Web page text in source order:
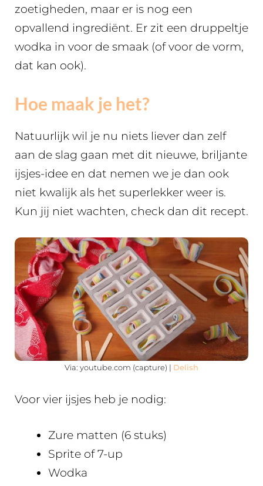
zoetigheden, maar er is nog een
opvallend ingrediënt. Er zit een druppeltje
wodka in voor de smaak (of voor de vorm,
dat kan ook).
Hoe maak je het?
Natuurlijk wil je nu niets liever dan zelf
aan de slag gaan met dit nieuwe, briljante
ijsjes-idee en dat nemen we je dan ook
niet kwalijk als het superlekker weer is.
Kun jij niet wachten, check dan dit recept.
Via: youtube.com (capture) | Delish
Voor vier ijsjes heb je nodig:
Zure matten (6 stuks)
Sprite of 7-up
Wodka